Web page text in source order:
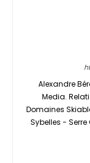
Alexandre
Media.
Domaines
Sybelles -